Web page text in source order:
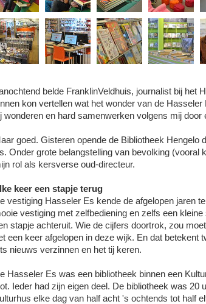
belde FranklinVeldhuis, journalist bij het
kon vertellen wat het wonder van de
wonderen en hard samenwerken volgens mij door
goed. Gisteren opende de Bibliotheek Hengelo
Onder grote belangstelling van bevolking (vooral
rol als kersverse oud-directeur.
keer een stapje terug
vestiging Hasseler Es kende de afgelopen jaren
vestiging met zelfbediening en zelfs een
stapje achteruit. Wie de cijfers doortrok, zou
een keer afgelopen in deze wijk. En dat betekent
nieuws verzinnen en het tij keren.
Hasseler Es was een bibliotheek binnen een
Ieder had zijn eigen deel. De bibliotheek was 20
elke dag van half acht 's ochtends tot half